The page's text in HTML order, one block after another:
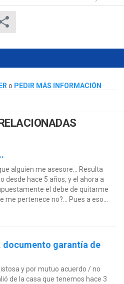
o PEDIR MÁS INFORMACIÓN
alguien me asesore... Resulta
desde hace 5 años, y el ahora a
el debe de quitarme
pertenece no?... Pues a eso...
documento garantía de
y por mutuo acuerdo / no
de la casa que tenemos hace 3